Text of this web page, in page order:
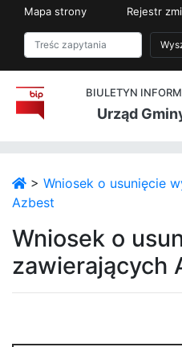
Mapa strony Rejestr
BIULETYN
Urząd
> Wniosek o usunięcie
Azbest
Wniosek o
zawierających